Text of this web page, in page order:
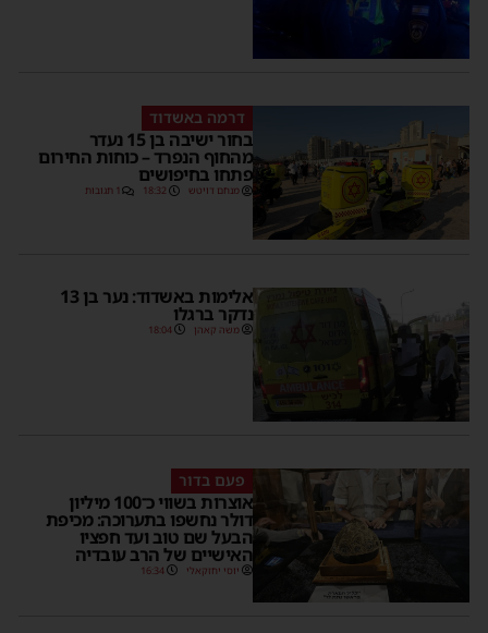
דרמה באשדוד
בחור ישיבה בן 15 נעדר
מהחוף הנפרד – כוחות החירום
פתחו בחיפושים
מנחם דויטש 18:32 1 תגובות
אלימות באשדוד: נער בן 13
נדקר ברגלו
משה קאהן 18:04
פעם בדור
אוצרות בשווי כ־100 מיליון
דולר נחשפו בתערוכה: מכיפת
הבעל שם טוב ועד חפציו
האישיים של הרב עובדיה
יוסי יחזקאלי 16:34